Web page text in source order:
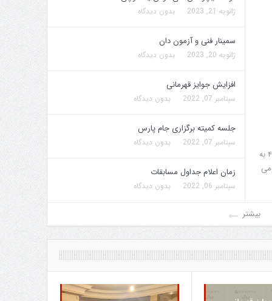
‌با توجه به سپری شدن زمان توقف هنرجویان دان ۴ به
ژانویه 21, 2023 بدون دیدگاه
سمینار فنی و آزمون دان
ژانویه 20, 2023 بدون دیدگاه
افزایش جوایز قهرمانی
سپتامبر 07, 2022 بدون دیدگاه
جلسه کمیته برگزاری جام پارس
سپتامبر 07, 2022 بدون دیدگاه
زمان اعلام جداول مسابقات
سپتامبر 06, 2022 بدون دیدگاه
بیشتر